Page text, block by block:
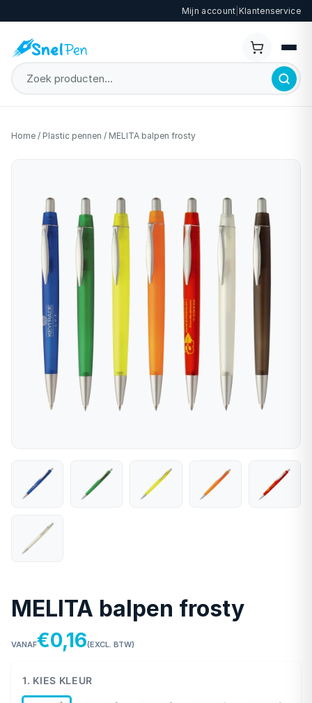
Mijn account Klantenservice
Home / Plastic pennen / MELITA balpen frosty
MELITA balpen frosty
VANAF€0,16(EXCL. BTW)
1. KIES KLEUR